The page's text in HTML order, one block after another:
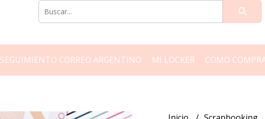
SEGUIMIENTO CORREO ARGENTINO MI LOCKER COMO